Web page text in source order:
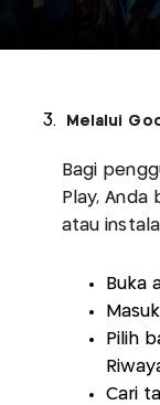
Melalui
Bagi
Play,
atau
Buka
Pilih
Cari